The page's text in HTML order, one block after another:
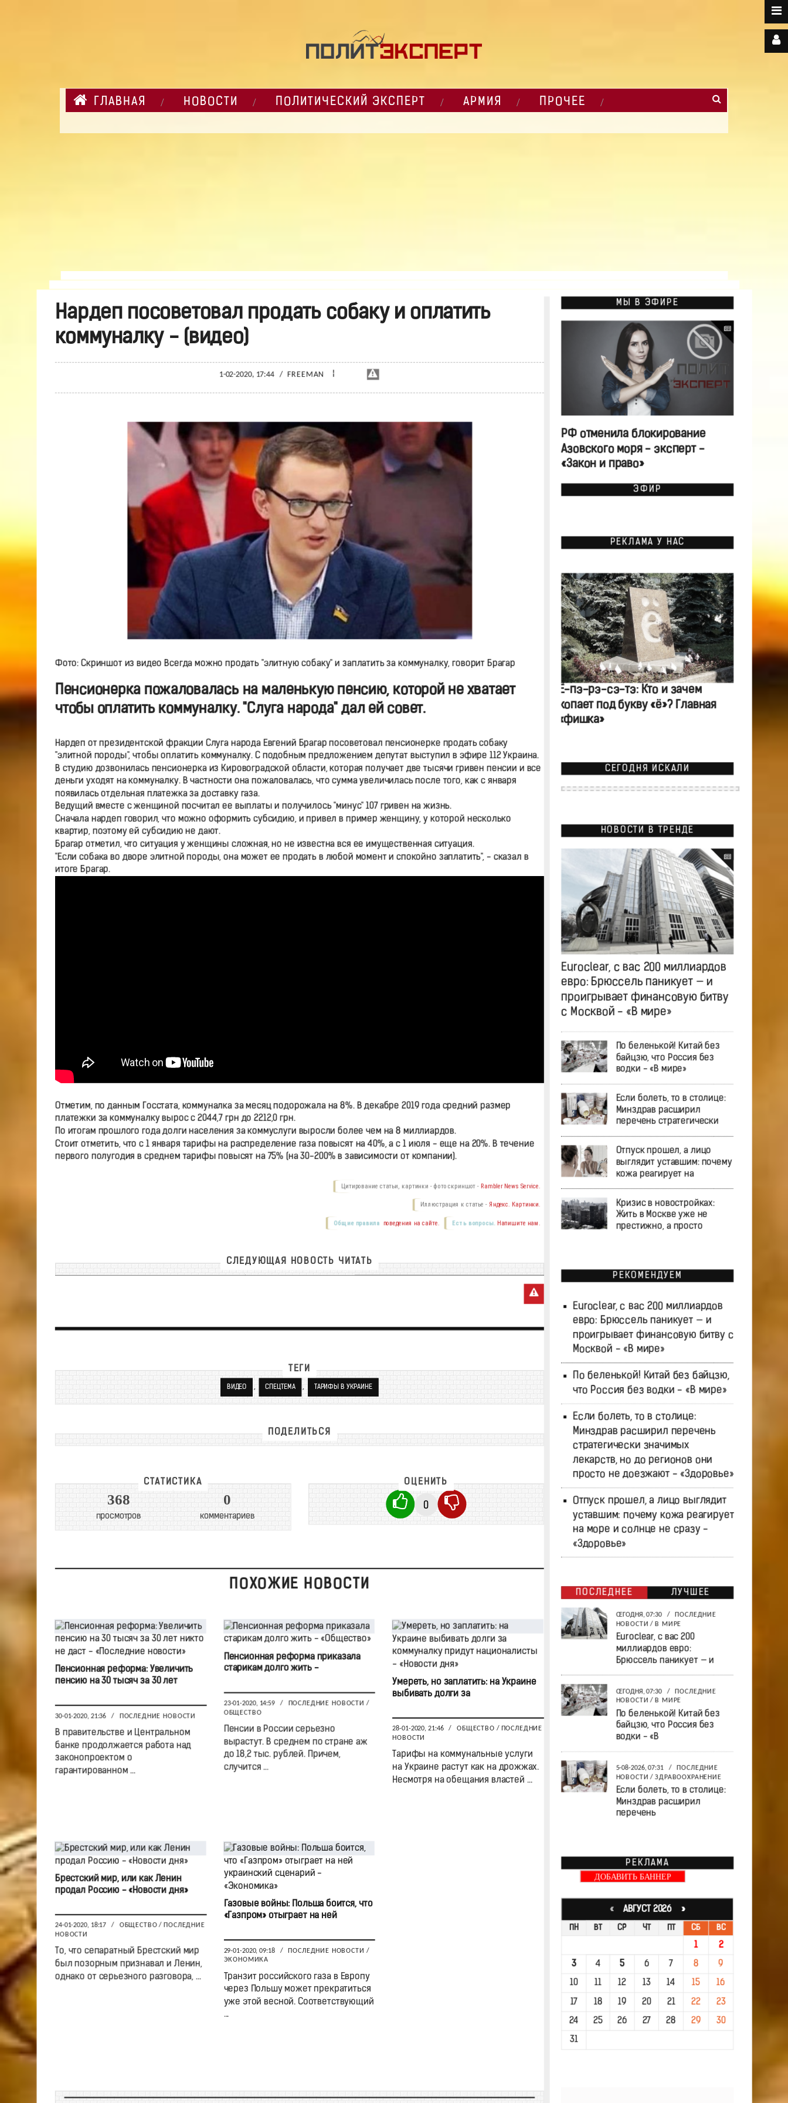
ГЛАВНАЯ НОВОСТИ ПОЛИТИЧЕСКИЙ ЭКСПЕРТ АРМИЯ ПРОЧЕЕ
Нардеп посоветовал продать собаку и оплатить
коммуналку - (видео)
1-02-2020, 17:44 / FREEMAN ¦
Фото: Скриншот из видео Всегда можно продать "элитную собаку" и заплатить за коммуналку, говорит Брагар
Пенсионерка пожаловалась на маленькую пенсию, которой не хватает
чтобы оплатить коммуналку. "Слуга народа" дал ей совет.
Нардеп от президентской фракции Слуга народа Евгений Брагар посоветовал пенсионерке продать собаку
"элитной породы", чтобы оплатить коммуналку. С подобным предложением депутат выступил в эфире 112 Украина.
В студию дозвонилась пенсионерка из Кировоградской области, которая получает две тысячи гривен пенсии и все
деньги уходят на коммуналку. В частности она пожаловалась, что сумма увеличилась после того, как с января
появилась отдельная платежка за доставку газа.
Ведущий вместе с женщиной посчитал ее выплаты и получилось "минус" 107 гривен на жизнь.
Сначала нардеп говорил, что можно оформить субсидию, и привел в пример женщину, у которой несколько
квартир, поэтому ей субсидию не дают.
Брагар отметил, что ситуация у женщины сложная, но не известна вся ее имущественная ситуация.
"Если собака во дворе элитной породы, она может ее продать в любой момент и спокойно заплатить", - сказал в
итоге Брагар.
Отметим, по данным Госстата, коммуналка за месяц подорожала на 8%. В декабре 2019 года средний размер
платежки за коммуналку вырос с 2044,7 грн до 2212,0 грн.
По итогам прошлого года долги населения за коммуслуги выросли более чем на 8 миллиардов.
Стоит отметить, что с 1 января тарифы на распределение газа повысят на 40%, а с 1 июля - еще на 20%. В течение
первого полугодия в среднем тарифы повысят на 75% (на 30-200% в зависимости от компании).
Цитирование статьи, картинки - фото скриншот - Rambler News Service.
Иллюстрация к статье - Яндекс. Картинки.
Есть вопросы. Напишите нам.
Общие правила поведения на сайте.
СЛЕДУЮЩАЯ НОВОСТЬ ЧИТАТЬ
ТЕГИ
ВИДЕО , СПЕЦТЕМА , ТАРИФЫ В УКРАИНЕ
ПОДЕЛИТЬСЯ
СТАТИСТИКА
368
просмотров
0
комментариев
ОЦЕНИТЬ
0
ПОХОЖИЕ НОВОСТИ
Пенсионная реформа: Увеличить
пенсию на 30 тысяч за 30 лет
30-01-2020, 21:36 / ПОСЛЕДНИЕ НОВОСТИ
В правительстве и Центральном
банке продолжается работа над
законопроектом о
гарантированном ...
Пенсионная реформа приказала
старикам долго жить -
23-01-2020, 14:59 / ПОСЛЕДНИЕ НОВОСТИ /
ОБЩЕСТВО
Пенсии в России серьезно
вырастут. В среднем по стране аж
до 18,2 тыс. рублей. Причем,
случится ...
Умереть, но заплатить: на Украине
выбивать долги за
28-01-2020, 21:46 / ОБЩЕСТВО /
ПОСЛЕДНИЕ
НОВОСТИ
Тарифы на коммунальные услуги
на Украине растут как на дрожжах.
Несмотря на обещания властей ...
Брестский мир, или как Ленин
продал Россию - «Новости дня»
24-01-2020, 18:17 / ОБЩЕСТВО/ ПОСЛЕДНИЕ
НОВОСТИ
То, что сепаратный Брестский мир
был позорным признавал и Ленин,
однако от серьезного разговора, ...
Газовые войны: Польша боится, что
«Газпром» отыграет на ней
29-01-2020, 09:18 / ПОСЛЕДНИЕ НОВОСТИ /
ЭКОНОМИКА
Транзит российского газа в Европу
через Польшу может прекратиться
уже этой весной. Соответствующий
...
МЫ В ЭФИРЕ
РФ отменила блокирование
Азовского моря - эксперт -
«Закон и право»
ЭФИР
РЕКЛАМА У НАС
Ё-пэ-рэ-сэ-тэ: Кто и зачем
копает под букву «ё»? Главная
«фишка»
СЕГОДНЯ ИСКАЛИ
НОВОСТИ В ТРЕНДЕ
Euroclear, с вас 200 миллиардов
евро: Брюссель паникует — и
проигрывает финансовую битву
с Москвой - «В мире»
По беленькой! Китай без
байцзю, что Россия без
водки - «В мире»
Если болеть, то в столице:
Минздрав расширил
перечень стратегически
Отпуск прошел, а лицо
выглядит уставшим: почему
кожа реагирует на
Кризис в новостройках:
Жить в Москве уже не
престижно, а просто
РЕКОМЕНДУЕМ
Euroclear, с вас 200 миллиардов
евро: Брюссель паникует — и
проигрывает финансовую битву с
Москвой - «В мире»
По беленькой! Китай без байцзю,
что Россия без водки - «В мире»
Если болеть, то в столице:
Минздрав расширил перечень
стратегически значимых
лекарств, но до регионов они
просто не доезжают - «Здоровье»
Отпуск прошел, а лицо выглядит
уставшим: почему кожа реагирует
на море и солнце не сразу -
«Здоровье»
ПОСЛЕДНЕЕ ЛУЧШЕЕ
СЕГОДНЯ, 07:30 /
ПОСЛЕДНИЕ
НОВОСТИ / В МИРЕ
Euroclear, с вас 200
миллиардов евро:
Брюссель паникует — и
СЕГОДНЯ, 07:30 /
ПОСЛЕДНИЕ
НОВОСТИ / В МИРЕ
По беленькой! Китай без
байцзю, что Россия без
водки - «В
5-08-2026, 07:31 /
ПОСЛЕДНИЕ
НОВОСТИ / ЗДРАВООХРАНЕНИЕ
Если болеть, то в столице:
Минздрав расширил
перечень
РЕКЛАМА
ДОБАВИТЬ БАННЕР
«АВГУСТ 2026 »
ПН ВТ СР ЧТ ПТ СБ ВС
1 2
3 4 5 6 7 8 9
10 11 12 13 14 15 16
17 18 19 20 21 22 23
24 25 26 27 28 29 30
31